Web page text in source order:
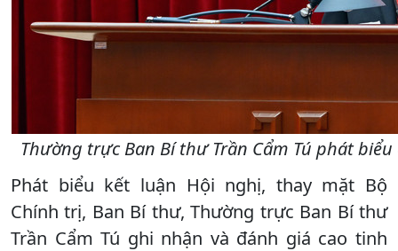
Thường trực Ban Bí thư Trần Cẩm Tú phát
Phát biểu kết luận Hội nghị, thay mặt Bộ
Chính trị, Ban Bí thư, Thường trực Ban Bí thư
Trần Cẩm Tú ghi nhận và đánh giá cao tinh